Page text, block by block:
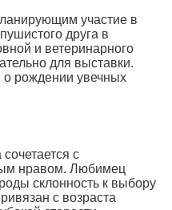
участие в
друга в
и ветеринарного
для выставки.
о рождении увечных
с
нравом. Любимец
склонность к выбору
с возраста